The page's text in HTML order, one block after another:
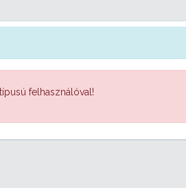
felhasználóval!